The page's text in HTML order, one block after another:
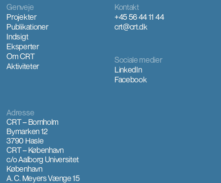
Kontakt
+45 56 44 11 44
crt@crt.dk
Genveje
Projekter
Publikationer
Indsigt
Eksperter
Om CRT
Aktiviteter
Sociale medier
LinkedIn
Facebook
Adresse
CRT – Bornholm
Bymarken 12
3790 Hasle
CRT – København
c/o Aalborg Universitet
København
A. C. Meyers Vænge 15